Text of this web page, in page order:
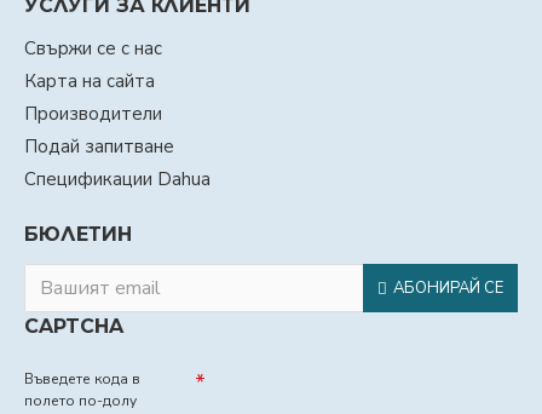
УСЛУГИ ЗА КЛИЕНТИ
Свържи се с нас
Карта на сайта
Производители
Подай запитване
Спецификации Dahua
БЮЛЕТИН
АБОНИРАЙ СЕ
CAPTCHA
Въведете кода в
полето по-долу